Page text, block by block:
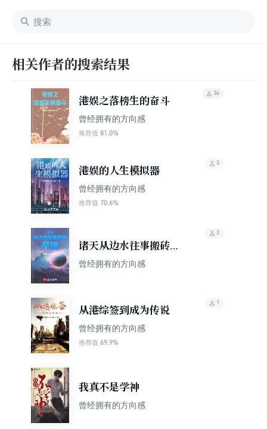
相关作者的搜索结果
港娱之落榜生的奋斗
曾经拥有的方向感
推荐值 81.0%
36
港娱的人生模拟器
曾经拥有的方向感
推荐值 70.6%
3
诸天从边水往事搬砖开
始
曾经拥有的方向感
2
从港综签到成为传说
曾经拥有的方向感
推荐值 69.9%
1
我真不是学神
曾经拥有的方向感